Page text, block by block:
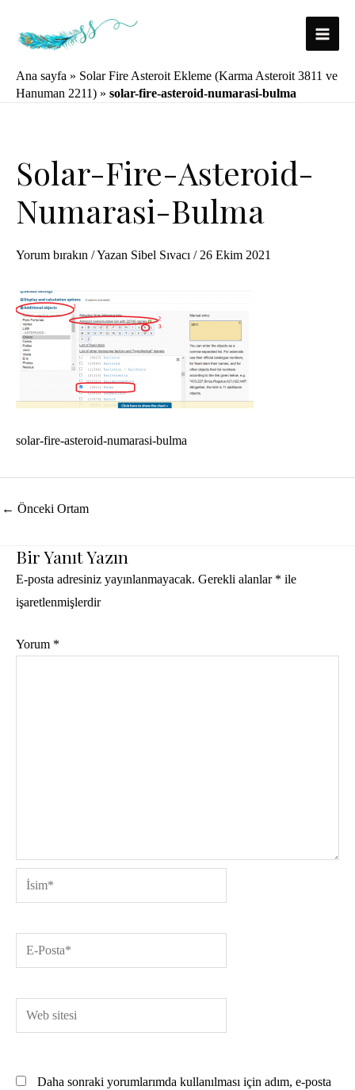
Main
Menu
Ana sayfa » Solar Fire Asteroit Ekleme (Karma Asteroit 3811 ve
Hanuman 2211) » solar-fire-asteroid-numarasi-bulma
Solar-Fire-Asteroid-
Numarasi-Bulma
Yorum bırakın / Yazan Sibel Sıvacı / 26 Ekim 2021
solar-fire-asteroid-numarasi-bulma
Yazı
← Önceki Ortam
Bir Yanıt Yazın
E-posta adresiniz yayınlanmayacak. Gerekli alanlar * ile
işaretlenmişlerdir
Yorum *
İsim*
E-
Posta*
Web
sitesi
Daha sonraki yorumlarımda kullanılması için adım, e-posta